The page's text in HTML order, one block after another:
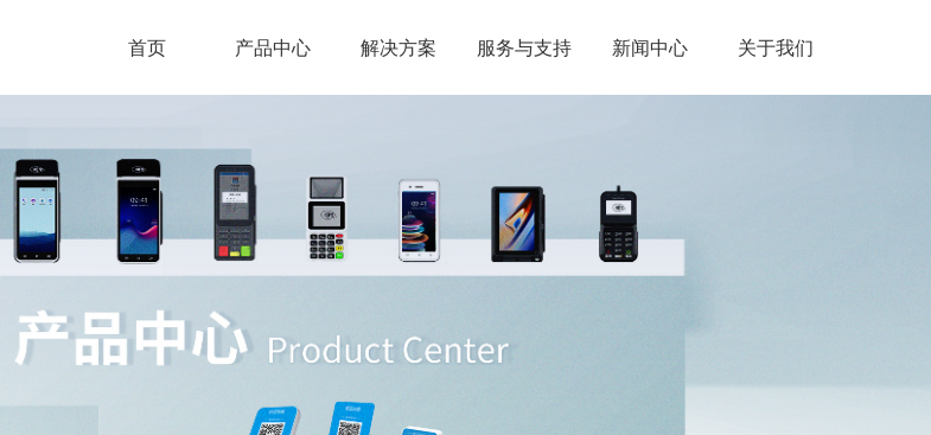
首页 产品中心 解决方案 服务与支持 新闻中心 关于我们